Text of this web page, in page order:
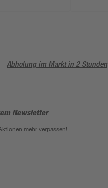
Abholung im Markt in 2 Stunden
Newsletter
mehr verpassen!